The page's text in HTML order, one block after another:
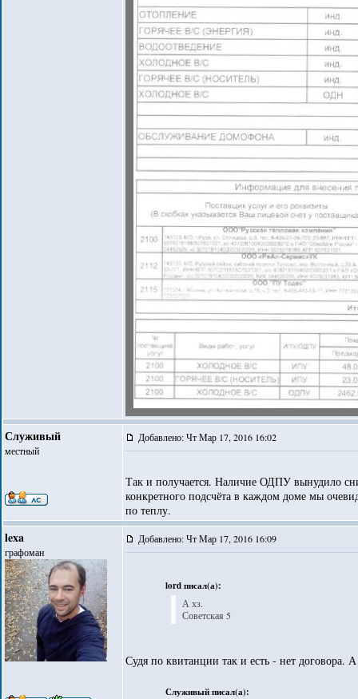
Служивый
местный
Добавлено: Чт Мар 17, 2016 16:02
Так и получается. Наличие ОДПУ вынудило
конкретного подсчёта в каждом доме мы
по теплу.
lexa
графоман
Добавлено: Чт Мар 17, 2016 16:09
lord писал(а):
А хз.
Советская 5
Судя по квитанции так и есть - нет договора. А
Служивый писал(а):